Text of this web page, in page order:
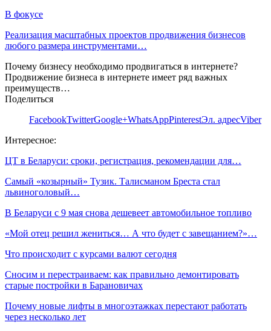
В фокусе
Реализация масштабных проектов продвижения бизнесов
любого размера инструментами…
Почему бизнесу необходимо продвигаться в интернете?
Продвижение бизнеса в интернете имеет ряд важных
преимуществ…
Поделиться
FacebookTwitterGoogle+WhatsAppPinterestЭл. адресViber
Интересное:
ЦТ в Беларуси: сроки, регистрация, рекомендации для…
Самый «козырный» Тузик. Талисманом Бреста стал
львиноголовый…
В Беларуси с 9 мая снова дешевеет автомобильное топливо
«Мой отец решил жениться… А что будет с завещанием?»…
Что происходит с курсами валют сегодня
Сносим и перестраиваем: как правильно демонтировать
старые постройки в Барановичах
Почему новые лифты в многоэтажках перестают работать
через несколько лет